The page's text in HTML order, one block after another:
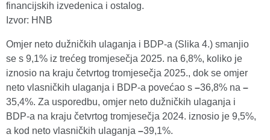
financijskih izvedenica i ostalog.
Izvor: HNB
Omjer neto dužničkih ulaganja i BDP-a (Slika 4.) smanjio
se s 9,1% iz trećeg tromjesečja 2025. na 6,8%, koliko je
iznosio na kraju četvrtog tromjesečja 2025., dok se omjer
neto vlasničkih ulaganja i BDP-a povećao s –36,8% na –
35,4%. Za usporedbu, omjer neto dužničkih ulaganja i
BDP-a na kraju četvrtog tromjesečja 2024. iznosio je 9,5%,
a kod neto vlasničkih ulaganja –39,1%.